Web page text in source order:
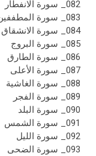
082_ سورة الانفطار
083_ سورة المطففين
084_ سورة الانشقاق
085_ سورة البروج
086_ سورة الطارق
087_ سورة الأعلى
088_ سورة الغاشية
089_ سورة الفجر
090_ سورة البلد
091_ سورة الشمس
092_ سورة الليل
093_ سورة الضحى